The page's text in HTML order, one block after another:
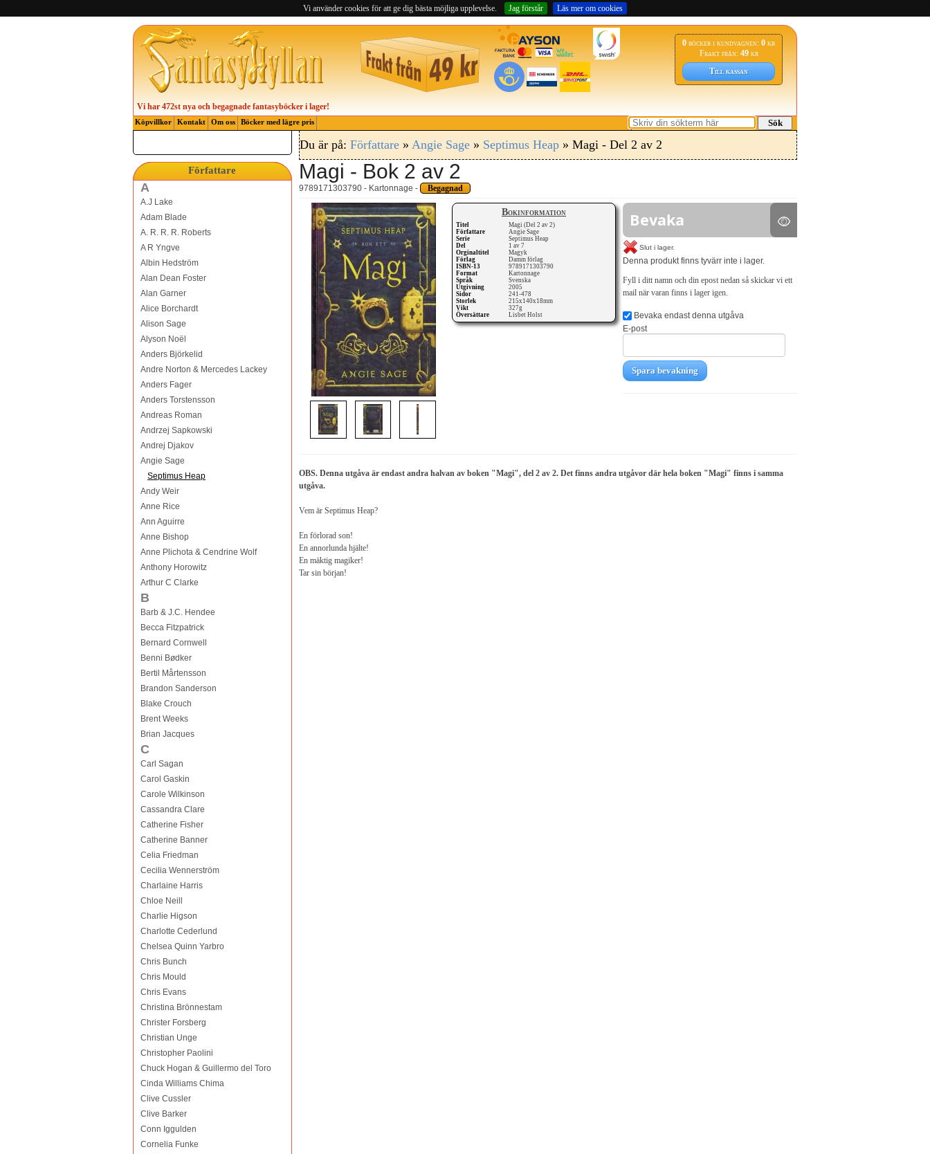
Vi använder cookies för att ge dig bästa möjliga upplevelse. Jag förstår Läs mer om cookies
0 böcker i kundvagnen:0kr
Frakt från: 49kr
Till kassan
Vi har 472st nya och begagnade fantasyböcker i lager!
Köpvillkor Kontakt Om oss Böcker med lägre pris Sök
Författare
A
A.J Lake
Adam Blade
A. R. R. R. Roberts
A R Yngve
Albin Hedström
Alan Dean Foster
Alan Garner
Alice Borchardt
Alison Sage
Alyson Noël
Anders Björkelid
Andre Norton & Mercedes Lackey
Anders Fager
Anders Torstensson
Andreas Roman
Andrzej Sapkowski
Andrej Djakov
Angie Sage
Septimus Heap
Andy Weir
Anne Rice
Ann Aguirre
Anne Bishop
Anne Plichota & Cendrine Wolf
Anthony Horowitz
Arthur C Clarke
B
Barb & J.C. Hendee
Becca Fitzpatrick
Bernard Cornwell
Benni Bødker
Bertil Mårtensson
Brandon Sanderson
Blake Crouch
Brent Weeks
Brian Jacques
C
Carl Sagan
Carol Gaskin
Carole Wilkinson
Cassandra Clare
Catherine Fisher
Catherine Banner
Celia Friedman
Cecilia Wennerström
Charlaine Harris
Chloe Neill
Charlie Higson
Charlotte Cederlund
Chelsea Quinn Yarbro
Chris Bunch
Chris Mould
Chris Evans
Christina Brönnestam
Christer Forsberg
Christian Unge
Christopher Paolini
Chuck Hogan & Guillermo del Toro
Cinda Williams Chima
Clive Cussler
Clive Barker
Conn Iggulden
Cornelia Funke
Du är på: Författare» Angie Sage» Septimus Heap» Magi - Del 2 av 2
Magi - Bok 2 av 2
9789171303790 - Kartonnage - Begagnad
Bokinformation
Titel
Magi (Del 2 av 2)
Författare
Angie Sage
Serie
Septimus Heap
Del
1 av 7
Orginaltitel
Magyk
Förlag
Damm förlag
ISBN-13
9789171303790
Format
Kartonnage
Språk
Svenska
Utgivning
2005
Sidor
241-478
Storlek
215x140x18mm
Vikt
327g
Översättare
Lisbet Holst
Bevaka
Slut i lager.
Denna produkt finns tyvärr inte i lager.
Fyll i ditt namn och din epost nedan så skickar vi ett
mail när varan finns i lager igen.
Bevaka endast denna utgåva
E-post
Spara bevakning
OBS. Denna utgåva är endast andra halvan av boken "Magi", del 2 av 2. Det finns andra utgåvor där hela boken "Magi" finns i samma
utgåva.
Vem är Septimus Heap?
En förlorad son!
En annorlunda hjälte!
En mäktig magiker!
Tar sin början!